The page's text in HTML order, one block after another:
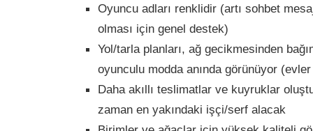
Oyuncu adları renklidir (artı sohbet
olması için genel destek)
Yol/tarla planları, ağ gecikmesinden
oyunculu modda anında görünüyor
Daha akıllı teslimatlar ve kuyruklar
zaman en yakındaki işçi/serf alacak